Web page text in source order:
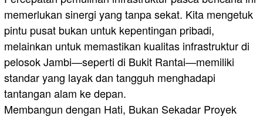
memerlukan sinergi yang tanpa sekat. Kita mengetuk
pintu pusat bukan untuk kepentingan pribadi,
melainkan untuk memastikan kualitas infrastruktur di
pelosok Jambi—seperti di Bukit Rantai—memiliki
standar yang layak dan tangguh menghadapi
tantangan alam ke depan.
​Membangun dengan Hati, Bukan Sekadar Proyek